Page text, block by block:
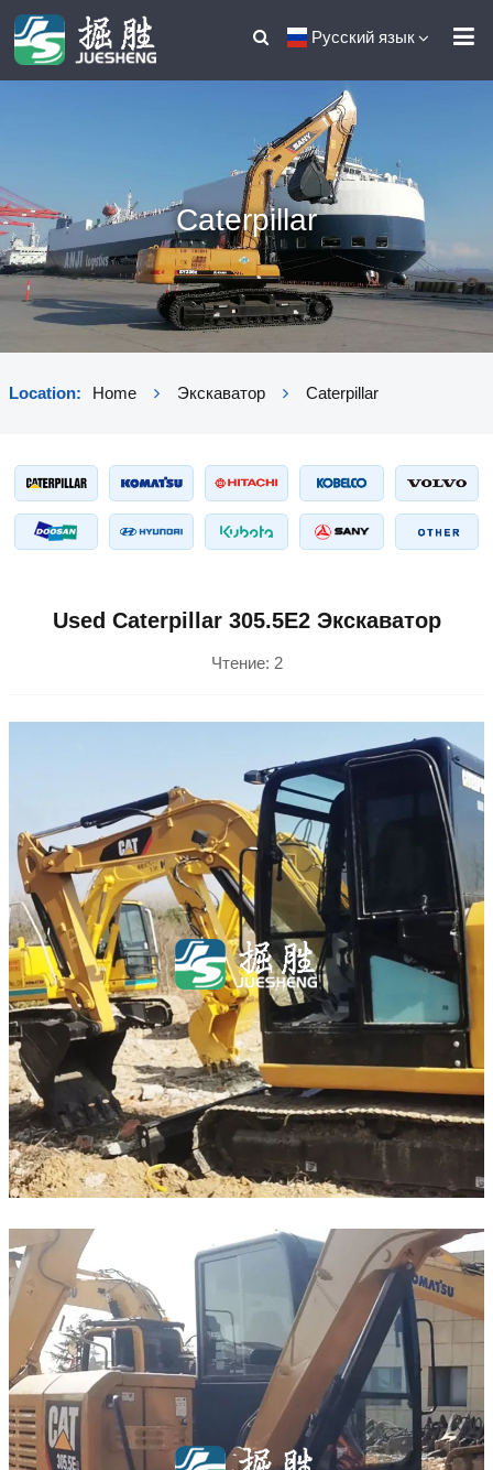
Русский язык
Caterpillar
Location: Home Экскаватор Caterpillar
Used Caterpillar 305.5E2 Экскаватор
Чтение: 2